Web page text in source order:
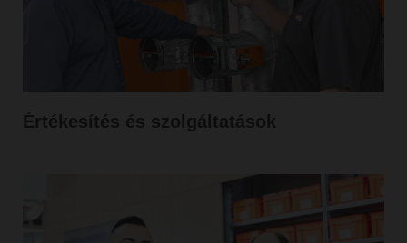
Értékesítés és szolgáltatások